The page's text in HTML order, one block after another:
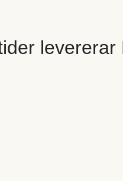
levererar